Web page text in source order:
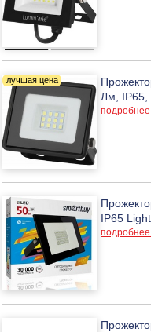
Лм, IP65,
IP65